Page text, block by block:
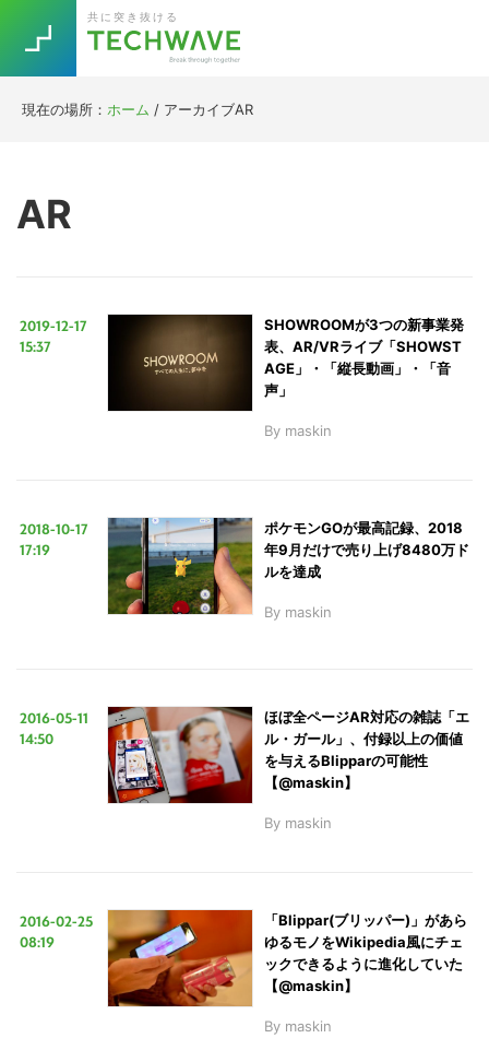
primary
navigation
main
content
primary
sidebar
footer
共に突き抜ける
現在の場所： ホーム / アーカイブAR
AR
2019-12-17
15:37
SHOWROOMが3つの新事業発
表、AR/VRライブ「SHOWST
AGE」・「縦長動画」・「音
声」
By maskin
2018-10-17
17:19
ポケモンGOが最高記録、2018
年9月だけで売り上げ8480万ド
ルを達成
By maskin
2016-05-11
14:50
ほぼ全ページAR対応の雑誌「エ
ル・ガール」、付録以上の価値
を与えるBlipparの可能性
【@maskin】
By maskin
2016-02-25
08:19
「Blippar(ブリッパー)」があら
ゆるモノをWikipedia風にチェ
ックできるように進化していた
【@maskin】
By maskin
RE:LIFE
Re:Work
暗号資産
VR/AR
[Startup]
[Voice Edition]
特集
Block Data Bank